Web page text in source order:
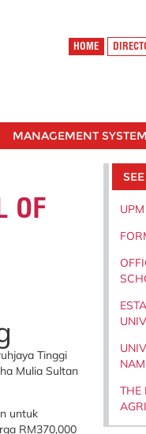
HOME
MANAGEMENT
OF
Tinggi
Mulia Sultan
untuk
RM370,000
THE